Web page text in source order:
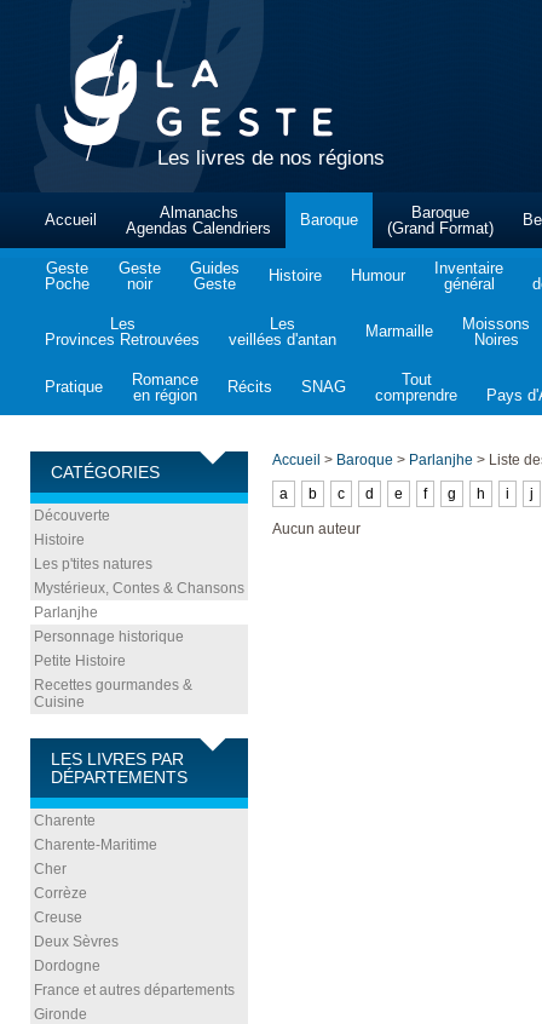
Les livres de nos régions
Accueil
Almanachs
Agendas Calendriers
Baroque
Baroque
(Grand Format)
Geste
Poche
Geste
noir
Guides
Geste
Histoire Humour
Inventaire
général
Les
Provinces Retrouvées
Les
veillées d'antan
Marmaille
Moissons
Noires
Pratique
Romance
en région
Récits SNAG
Tout
comprendre
Pays
CATÉGORIES
Découverte
Histoire
Les p'tites natures
Mystérieux, Contes & Chansons
Parlanjhe
Personnage historique
Petite Histoire
Recettes gourmandes &
Cuisine
LES LIVRES PAR
DÉPARTEMENTS
Charente
Charente-Maritime
Cher
Corrèze
Creuse
Deux Sèvres
Dordogne
France et autres départements
Gironde
Accueil > Baroque > Parlanjhe > Liste
a
b c d e f g h i j
Aucun auteur